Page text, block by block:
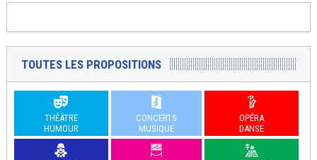
TOUTES LES PROPOSITIONS
THÉÂTRE
HUMOUR
CONCERTS
MUSIQUE
OPÉRA
DANSE